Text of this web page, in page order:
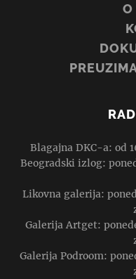
O
Blagajna DKC-a: od
Beogradski izlog:
Likovna galerija:
Galerija Artget:
Galerija Podroom: